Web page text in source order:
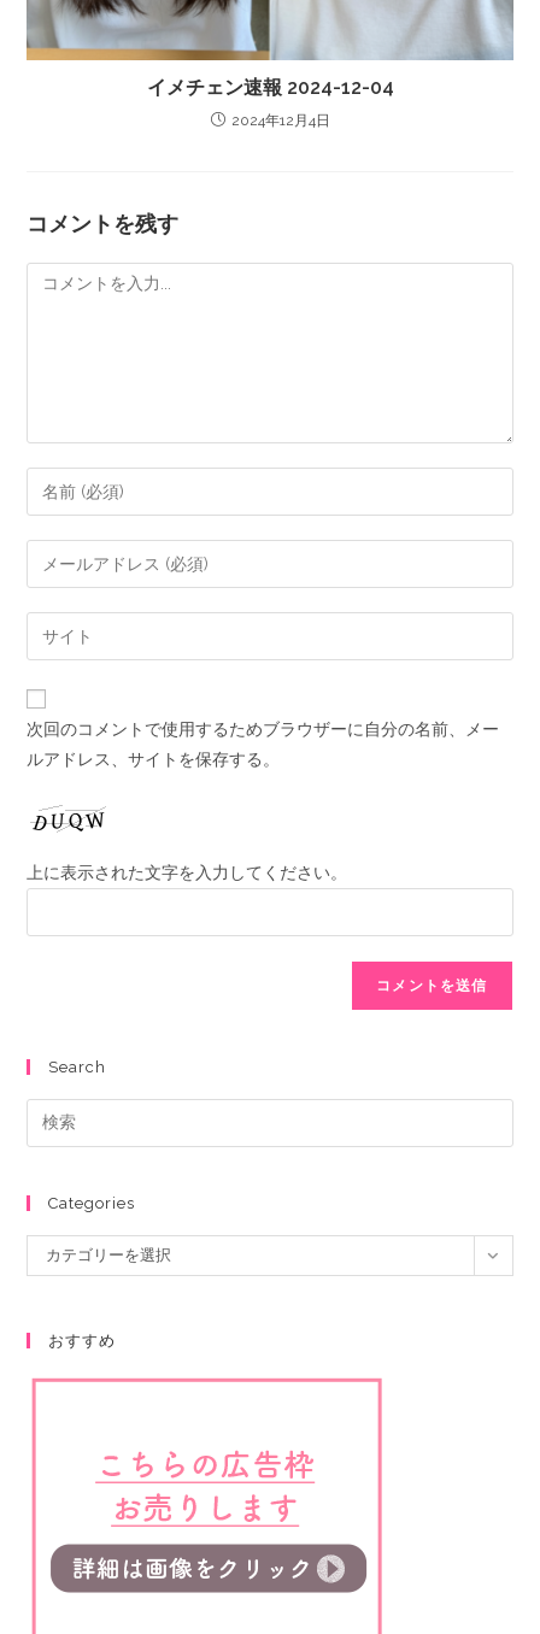
イメチェン速報 2024-12-04
2024年12月4日
コメントを残す
次回のコメントで使用するためブラウザーに自分の名前、メー
ルアドレス、サイトを保存する。
上に表示された文字を入力してください。
Search
Categories
カテゴリーを選択
おすすめ